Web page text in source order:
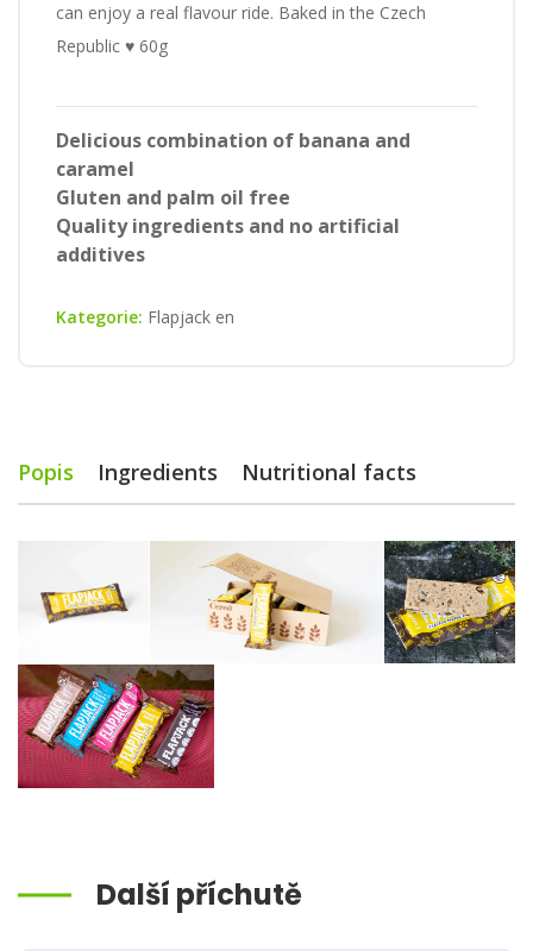
can enjoy a real flavour ride. Baked in the Czech
Republic ♥ 60g
Delicious combination of banana and
caramel
Gluten and palm oil free
Quality ingredients and no artificial
additives
Kategorie: Flapjack en
Popis Ingredients Nutritional facts
Další příchutě